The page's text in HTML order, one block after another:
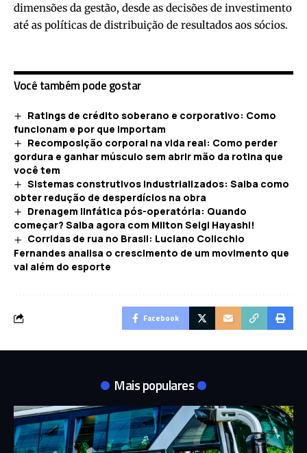
dimensões da gestão, desde as decisões de investimento
até as políticas de distribuição de resultados aos sócios.
Você também pode gostar
Ratings de crédito soberano e corporativo: Como
funcionam e por que importam
Recomposição corporal na vida real: Como perder
gordura e ganhar músculo sem abrir mão da rotina que
você tem
Sistemas construtivos industrializados: Saiba como
obter redução de desperdícios na obra
Drenagem linfática pós-operatória: Quando
começar? Saiba agora com Milton Seigi Hayashi!
Corridas de rua no Brasil: Luciano Colicchio
Fernandes analisa o crescimento de um movimento que
vai além do esporte
Facebook
Mais populares